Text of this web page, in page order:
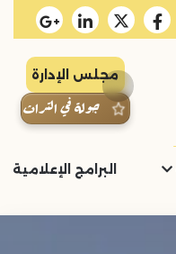
مجلس الإدارة
جولة في التراث
البرامج الإعلامية